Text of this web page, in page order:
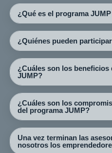
¿Qué es el programa
¿Quiénes pueden
¿Cuáles son los beneficios
JUMP?
¿Cuáles son los
del programa JUMP?
Una vez terminan las
nosotros los